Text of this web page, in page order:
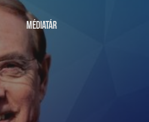
MÉDIATÁR